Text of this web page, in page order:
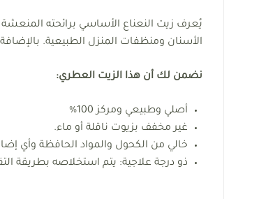
يُعرف زيت النعناع الأساسي برائحته
الأسنان ومنظفات المنزل الطبيعية.
نضمن لك أن هذا الزيت العطري:
أصلي وطبيعي ومركز 100%
غير مخفف بزيوت ناقلة أو ماء.
خالي من الكحول والمواد الحافظة وأي
ذو درجة علاجية: يتم استخلاصه بطريقة